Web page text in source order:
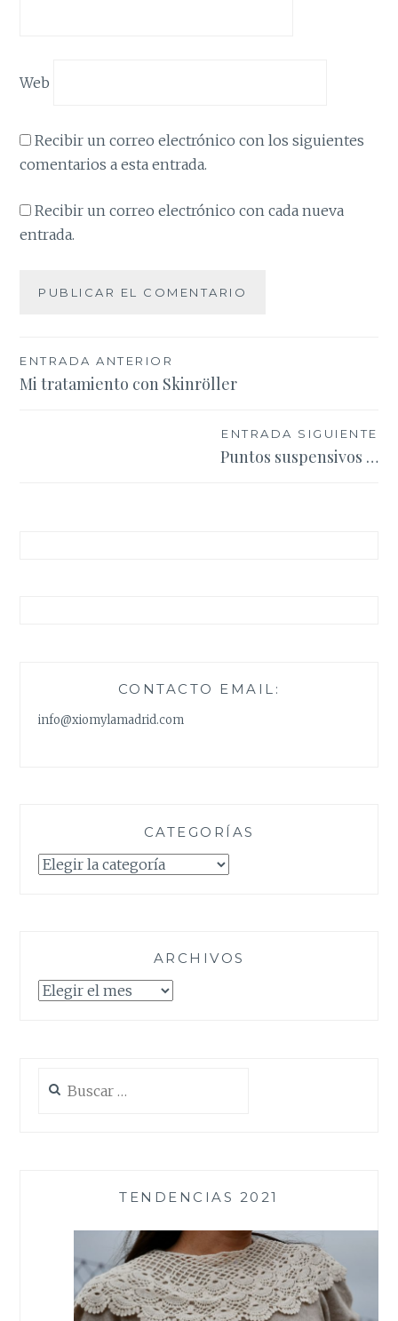
Web
Recibir un correo electrónico con los siguientes
comentarios a esta entrada.
Recibir un correo electrónico con cada nueva
entrada.
Navegación
de
ENTRADA ANTERIOR
Mi tratamiento con Skinröller
ENTRADA SIGUIENTE
Puntos suspensivos …
CONTACTO EMAIL:
info@xiomylamadrid.com
CATEGORÍAS
Categorías
ARCHIVOS
Archivos
TENDENCIAS 2021